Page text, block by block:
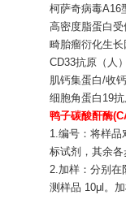
柯萨奇病毒A16
高密度脂蛋白
畸胎瘤衍化生
CD33抗原（人
肌钙集蛋白/收
细胞角蛋白19
鸭子碳酸酐酶
1.编号：将样品
标试剂，其余各
2.加样：分别在
测样品 10μl。